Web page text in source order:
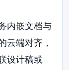
内嵌文档与
云端对齐，
设计稿或